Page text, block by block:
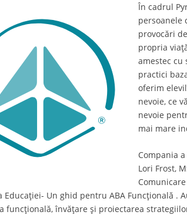
În cadrul
persoanele
provocări
propria
amestec cu
practici
oferim
nevoie, ce
nevoie
mai mare
Compania
Lori Frost,
Educației- Un ghid pentru ABA Funcțională .
funcțională, învățare și proiectarea